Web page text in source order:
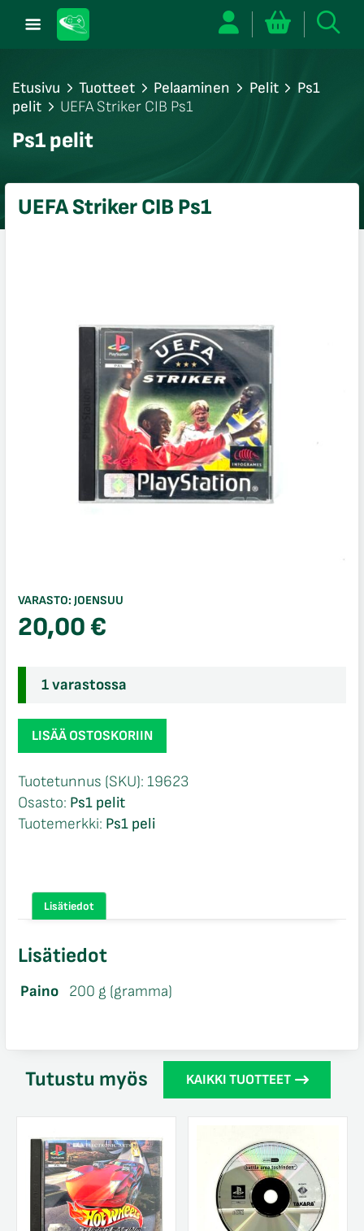
Etusivu Tuotteet Pelaaminen Pelit
Ps1
pelit
UEFA Striker CIB Ps1
Ps1 pelit
UEFA Striker CIB Ps1
VARASTO: JOENSUU
20,00€
1 varastossa
UEFA
Striker
Ps1
määrä
LISÄÄ OSTOSKORIIN
Tuotetunnus (SKU): 19623
Osasto: Ps1 pelit
Tuotemerkki: Ps1 peli
Lisätiedot
Lisätiedot
Paino 200 g (gramma)
Tutustu myös KAIKKI TUOTTEET
sulje
sulje